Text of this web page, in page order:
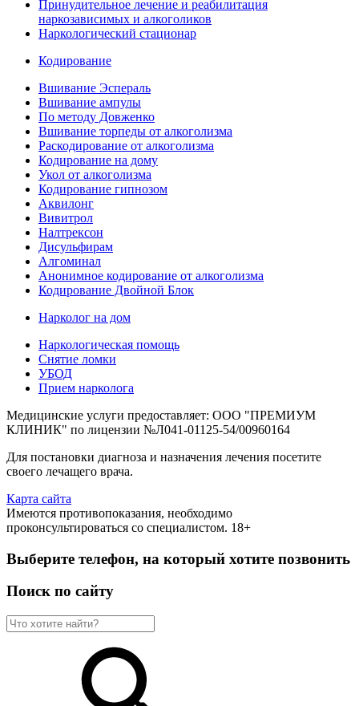
Принудительное лечение и реабилитация
наркозависимых и алкоголиков
Наркологический стационар
Кодирование
Вшивание Эспераль
Вшивание ампулы
По методу Довженко
Вшивание торпеды от алкоголизма
Раскодирование от алкоголизма
Кодирование на дому
Укол от алкоголизма
Кодирование гипнозом
Аквилонг
Вивитрол
Налтрексон
Дисульфирам
Алгоминал
Анонимное кодирование от алкоголизма
Кодирование Двойной Блок
Нарколог на дом
Наркологическая помощь
Снятие ломки
УБОД
Прием нарколога
Медицинские услуги предоставляет: ООО "ПРЕМИУМ
КЛИНИК" по лицензии №Л041-01125-54/00960164
Для постановки диагноза и назначения лечения посетите
своего лечащего врача.
Карта сайта
Имеются противопоказания, необходимо
проконсультироваться со специалистом. 18+
Выберите телефон, на который хотите позвонить
Поиск по сайту